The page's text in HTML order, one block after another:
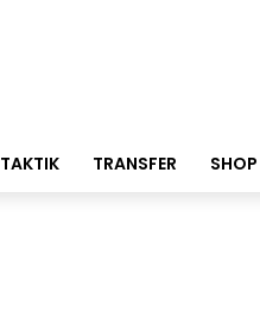
TAKTIK TRANSFER SHOP